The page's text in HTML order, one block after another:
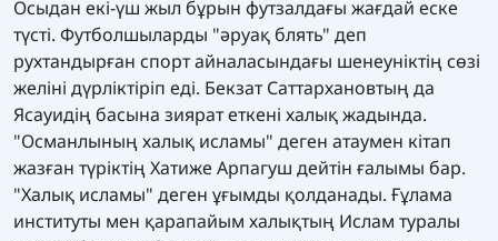
Осыдан екі-үш жыл бұрын футзалдағы жағдай еске
түсті. Футболшыларды "әруақ блять" деп
рухтандырған спорт айналасындағы шенеуніктің сөзі
желіні дүрліктіріп еді. Бекзат Саттархановтың да
Ясауидің басына зиярат еткені халық жадында.
"Османлының халық исламы" деген атаумен кітап
жазған түріктің Хатиже Арпагуш дейтін ғалымы бар.
"Халық исламы" деген ұғымды қолданады. Ғұлама
институты мен қарапайым халықтың Ислам туралы